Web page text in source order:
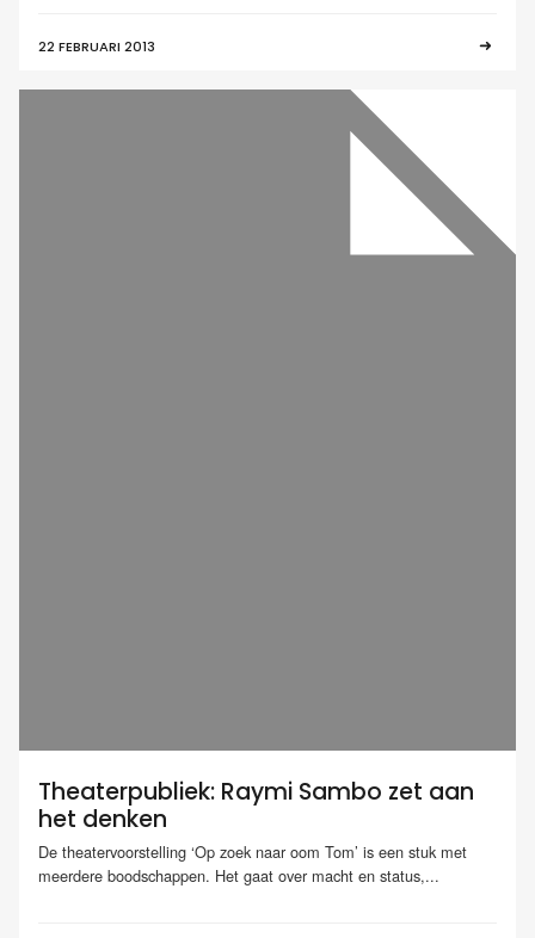
22 FEBRUARI 2013
Theaterpubliek: Raymi Sambo zet aan
het denken
De theatervoorstelling ‘Op zoek naar oom Tom’ is een stuk met
meerdere boodschappen. Het gaat over macht en status,...